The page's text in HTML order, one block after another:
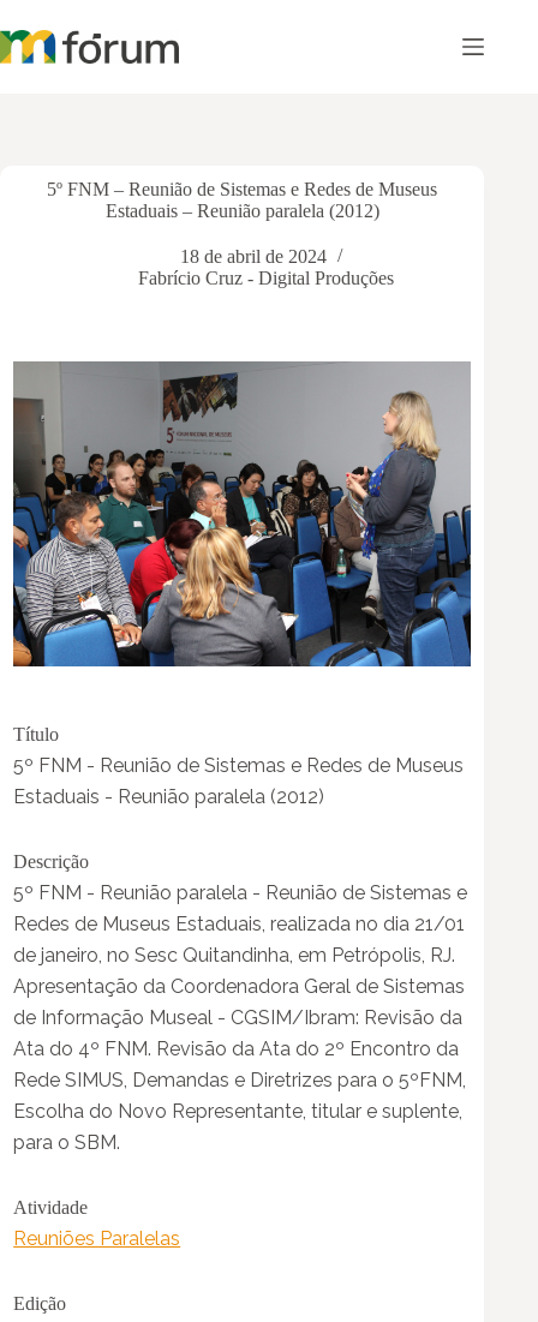
para
o
5º FNM – Reunião de Sistemas e Redes de Museus
Estaduais – Reunião paralela (2012)
18 de abril de 2024
Fabrício Cruz - Digital Produções
Título
5º FNM - Reunião de Sistemas e Redes de Museus
Estaduais - Reunião paralela (2012)
Descrição
5º FNM - Reunião paralela - Reunião de Sistemas e
Redes de Museus Estaduais, realizada no dia 21/01
de janeiro, no Sesc Quitandinha, em Petrópolis, RJ.
Apresentação da Coordenadora Geral de Sistemas
de Informação Museal - CGSIM/Ibram: Revisão da
Ata do 4º FNM. Revisão da Ata do 2º Encontro da
Rede SIMUS, Demandas e Diretrizes para o 5ºFNM,
Escolha do Novo Representante, titular e suplente,
para o SBM.
Atividade
Reuniões Paralelas
Edição